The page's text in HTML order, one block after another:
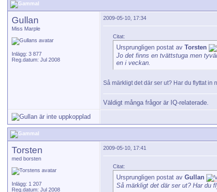
Gullan
Miss Marple
Inlägg: 3 877
Reg.datum: Jul 2008
2009-05-10, 17:34
Citat:
Ursprungligen postat av Torsten
Jo det finns en tvättstuga men
en i veckan.
Så märkligt det där ser ut? Har du flyttat in
Väldigt många frågor är IQ-relaterade.
Torsten
med borsten
Inlägg: 1 207
Reg.datum: Jul 2008
2009-05-10, 17:41
Citat:
Ursprungligen postat av Gullan
Så märkligt det där ser ut? Har du